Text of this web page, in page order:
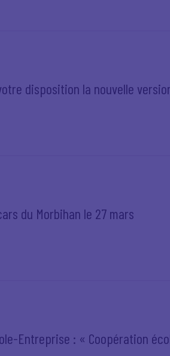
disposition la nouvelle
du Morbihan le 27 mars
Entreprise : « Coopération